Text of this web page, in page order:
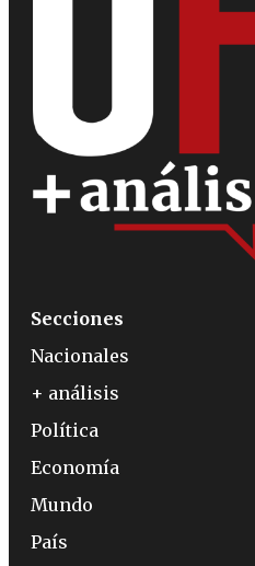
Secciones
Nacionales
+ análisis
Política
Economía
Mundo
País